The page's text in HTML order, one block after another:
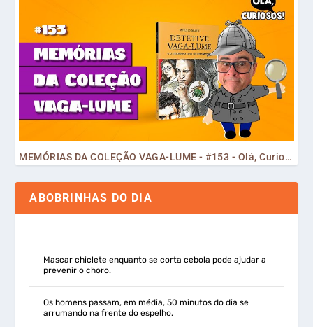
MEMÓRIAS DA COLEÇÃO VAGA-LUME - #153 - Olá, Curiosos! 2023
ABOBRINHAS DO DIA
Mascar chiclete enquanto se corta cebola pode ajudar a
prevenir o choro.
Os homens passam, em média, 50 minutos do dia se
arrumando na frente do espelho.